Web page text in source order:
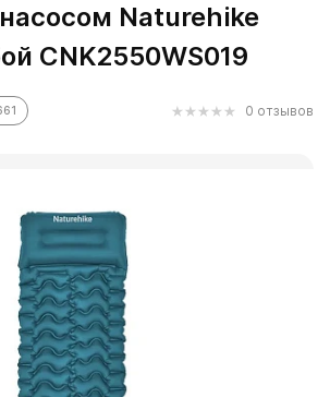
Naturehike
CNK2550WS019
0 отзывов